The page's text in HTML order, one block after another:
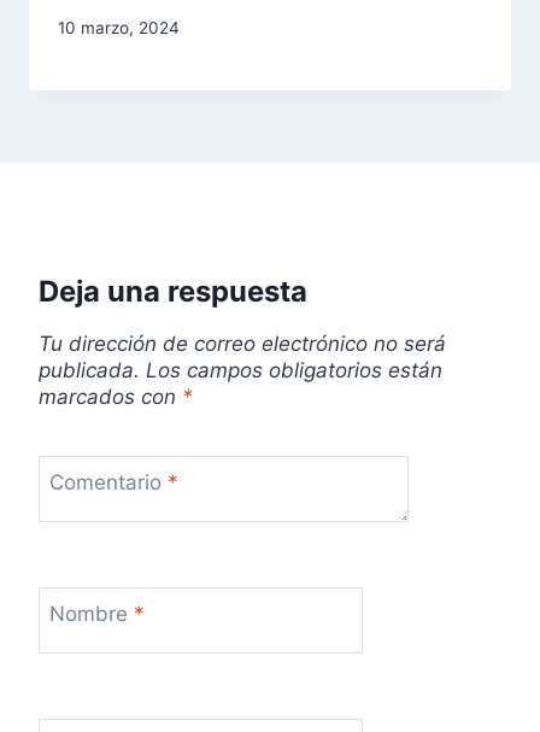
10 marzo, 2024
Deja una respuesta
Tu dirección de correo electrónico no será
publicada. Los campos obligatorios están
marcados con *
Comentario *
Nombre *